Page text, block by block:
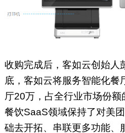
收购完成后，客如云创始人
底，客如云将服务智能化餐
厅20万，占全行业市场份
餐饮SaaS领域保持了对美
础去开拓、串联更多功能、